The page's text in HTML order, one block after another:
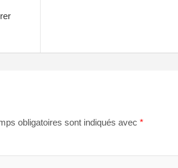
obligatoires sont indiqués avec *